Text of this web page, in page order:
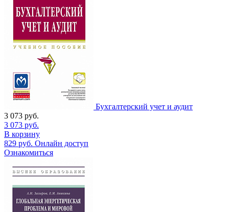
Бухгалтерский учет и аудит
3 073 руб.
3 073 руб.
В корзину
829 руб. Онлайн доступ
Ознакомиться